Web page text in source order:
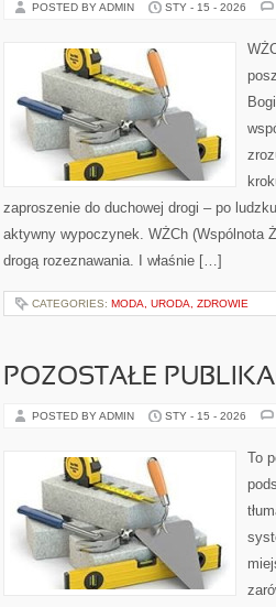
POSTED BY ADMIN STY - 15 - 2026
zaproszenie do duchowej drogi – po
aktywny wypoczynek. WŻCh (Wspólnota
drogą rozeznawania. I właśnie […]
CATEGORIES: MODA, URODA, ZDROWIE
POZOSTAŁE
POSTED BY ADMIN STY - 15 - 2026
To